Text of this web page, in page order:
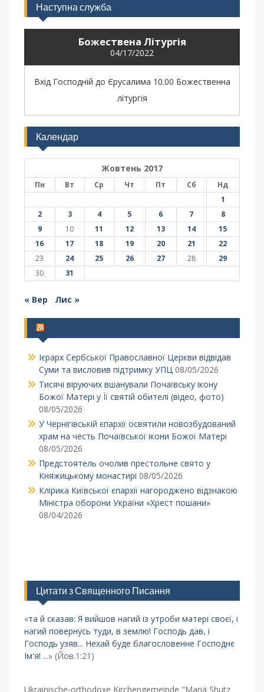
Наступна служба
Божествена Літургія
04/17/2022
Вхід Господній до Єрусалима 10.00 Божественна
літургія
Календар
Жовтень 2017
Пн Вт Ср Чт Пт Сб
Нд
1
2
3 4 5 6 7
8
9
10 11 12 13 14
15
16
17 18 19 20 21
22
23
24 25 26 27 28
29
30
31
« Вер Лис »
Ієрарх Сербської Православної Церкви відвідав
Суми та висловив підтримку УПЦ 08/05/2026
Тисячі віруючих вшанували Почаївську ікону
Божої Матері у Її святій обителі (відео, фото)
08/05/2026
У Чернігівській єпархії освятили новозбудований
храм на честь Почаївської ікони Божої Матері
08/05/2026
Предстоятель очолив престольне свято у
Княжицькому монастирі 08/05/2026
Клірика Київської єпархії нагороджено відзнакою
Міністра оборони України «Хрест пошани»
08/04/2026
Цитати з Священного Писання
«та й сказав: Я вийшов нагий із утроби матері своєї, і
нагий повернусь туди, в землю! Господь дав, і
Господь узяв... Нехай буде благословенне Господнє
Ім'я! ...» (Йов.1:21)
Ukrainische-orthodoxe Kirchengemeinde "Mariä Shutz